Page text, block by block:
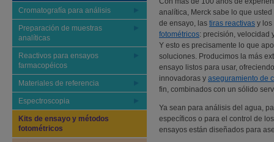
Cromatografía para análisis
Preparación de muestras
analíticas
Reactivos para ensayos
farmacopéicos
Materiales de referencia
Espectroscopia
Kits de ensayo y métodos
fotométricos
analítica, Merck sabe lo que
de ensayo, las tiras reactivas y los
fotométricos: precisión, velocidad
Y esto es precisamente lo que
soluciones. Producimos la más
ensayo listos para usar,
innovadoras y aseguramiento de
fin, combinados con un sólido
Ya sean para análisis del agua,
específicos o para el control de
ensayos están diseñados para